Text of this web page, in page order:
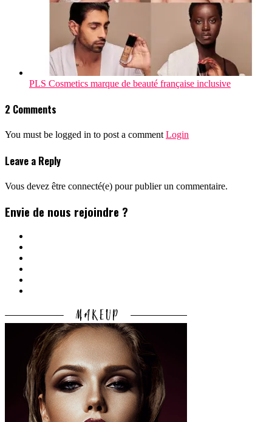
PLS Cosmetics marque de beauté française inclusive
2 Comments
You must be logged in to post a comment Login
Leave a Reply
Vous devez être connecté(e) pour publier un commentaire.
Envie de nous rejoindre ?